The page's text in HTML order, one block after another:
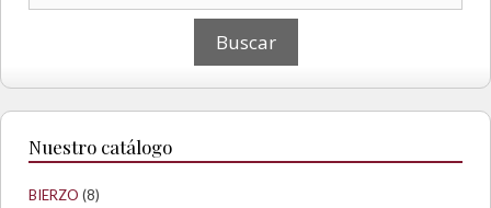
Nuestro catálogo
BIERZO (8)